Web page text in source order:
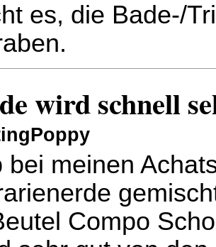
es, die Bade-/
wird schnell
bei meinen
Compo